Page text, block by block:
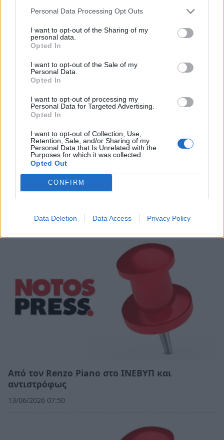
Personal Data Processing Opt Outs
I want to opt-out of the Sharing of my
personal data.
Opted In
I want to opt-out of the Sale of my
Personal Data.
Opted In
I want to opt-out of processing my
Personal Data for Targeted Advertising.
Opted In
I want to opt-out of Collection, Use,
Retention, Sale, and/or Sharing of my
Personal Data that Is Unrelated with the
Purposes for which it was collected.
Opted Out
CONFIRM
Data Deletion Data Access Privacy Policy
Η «think tank των πούρων»!
02/07/2026 08:55
Νέα Δημοκρατία. Το ίδιο λάθος…
24/06/2026 11:45
Από τον Renzo Piano στο ΙΝΕΒΥΠ και
αντιστρόφως
13/06/2026 07:50